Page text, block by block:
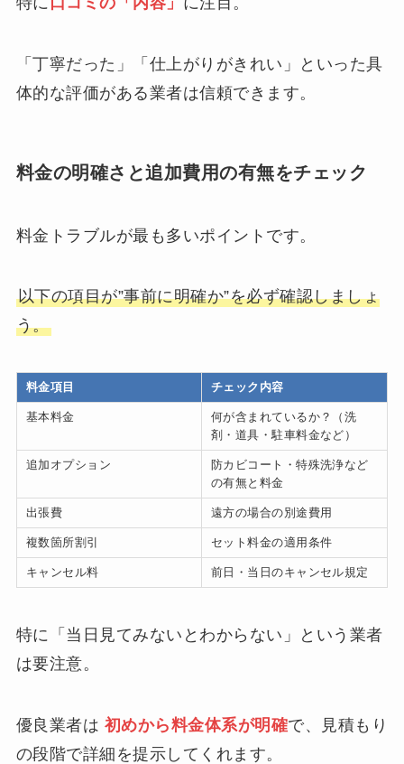
「丁寧だった」「仕上がりがきれい」といった具
体的な評価がある業者は信頼できます。
料金の明確さと追加費用の有無をチェック
料金トラブルが最も多いポイントです。
以下の項目が”事前に明確か”を必ず確認しましょ
う。
料金項目 チェック内容
基本料金
何が含まれているか？（洗
剤・道具・駐車料金など）
追加オプション
防カビコート・特殊洗浄など
の有無と料金
出張費 遠方の場合の別途費用
複数箇所割引 セット料金の適用条件
キャンセル料 前日・当日のキャンセル規定
特に「当日見てみないとわからない」という業者
は要注意。
優良業者は 初めから料金体系が明確で、見積もり
の段階で詳細を提示してくれます。